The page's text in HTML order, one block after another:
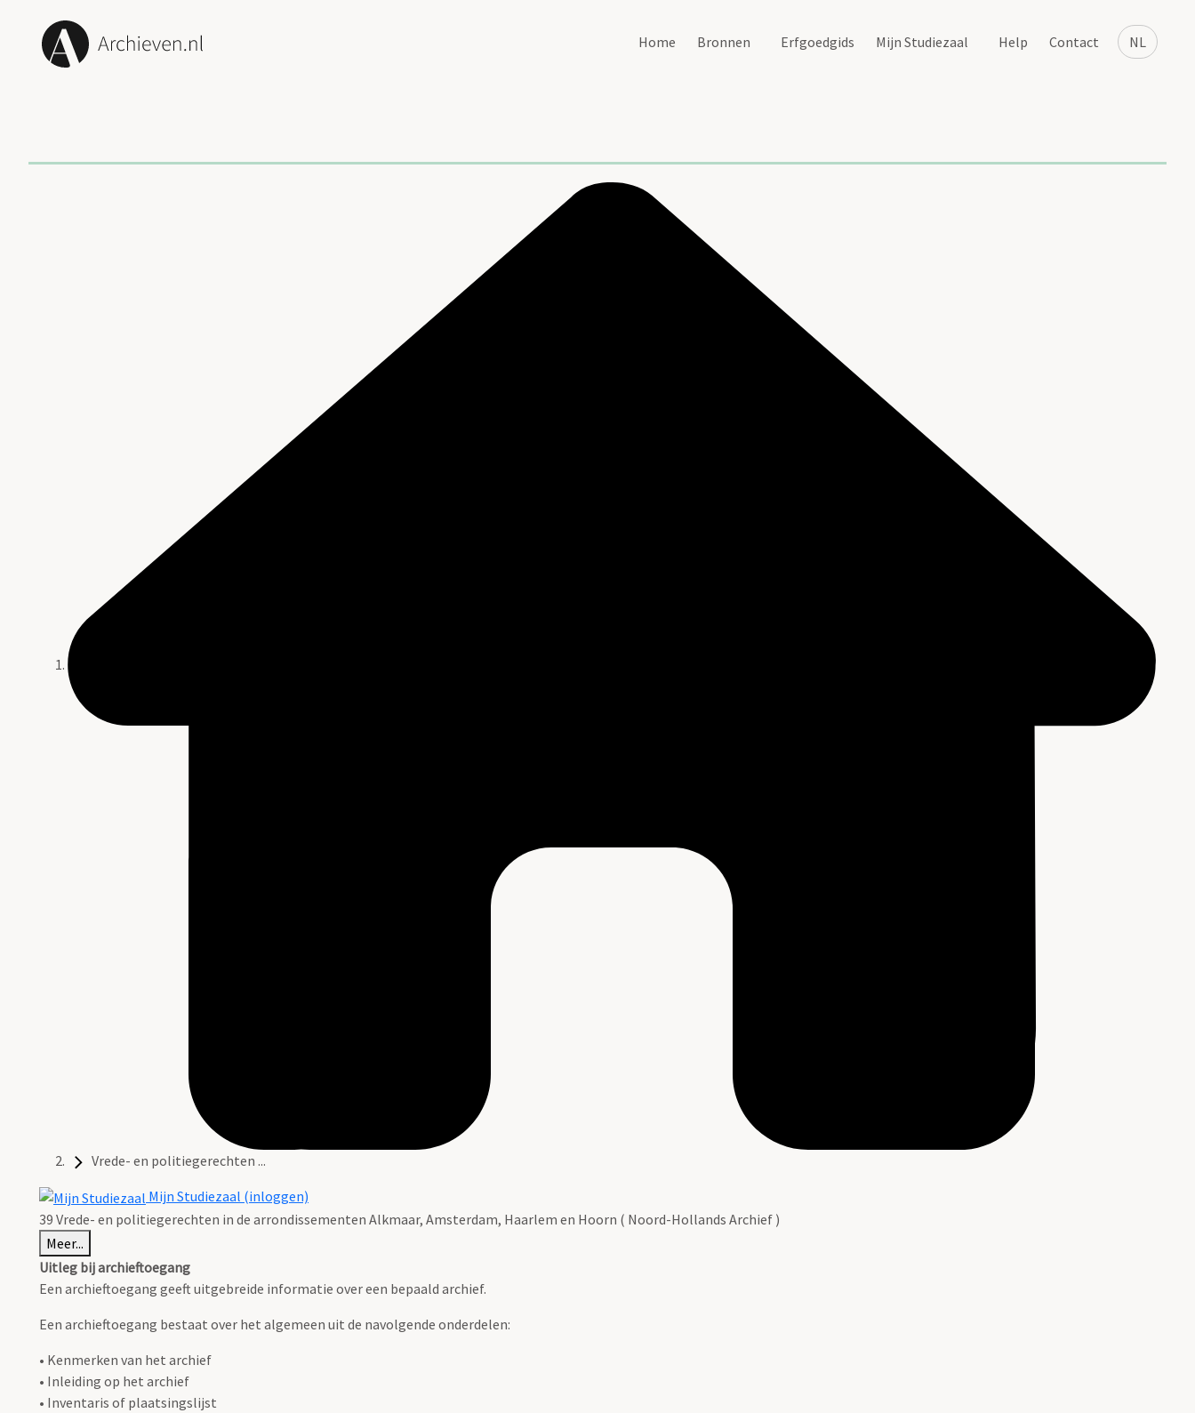
NL
Home Bronnen Erfgoedgids Mijn Studiezaal Help Contact
Vrede- en politiegerechten ...
Mijn Studiezaal (inloggen)
39 Vrede- en politiegerechten in de arrondissementen Alkmaar, Amsterdam, Haarlem en Hoorn ( Noord-Hollands Archief )
Meer...
Uitleg bij archieftoegang
Een archieftoegang geeft uitgebreide informatie over een bepaald archief.
Een archieftoegang bestaat over het algemeen uit de navolgende onderdelen:
• Kenmerken van het archief
• Inleiding op het archief
• Inventaris of plaatsingslijst